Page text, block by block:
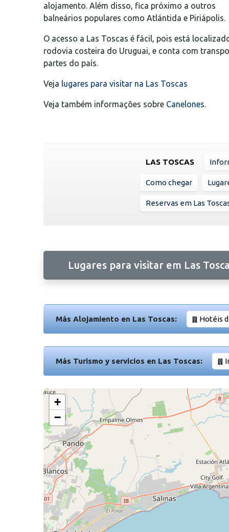
alojamento. Além disso, fica próximo a outros
balneários populares como Atlántida e Piriápolis.
O acesso a Las Toscas é fácil, pois está
rodovia costeira do Uruguai, e conta com
partes do país.
Veja lugares para visitar na Las Toscas
Veja também informações sobre Canelones.
LAS TOSCAS
Como chegar
Reservas em Las
Lugares para visitar em Las
Más Alojamiento en Las Toscas: Hotéis
Más Turismo y servicios en Las Toscas:
+
−